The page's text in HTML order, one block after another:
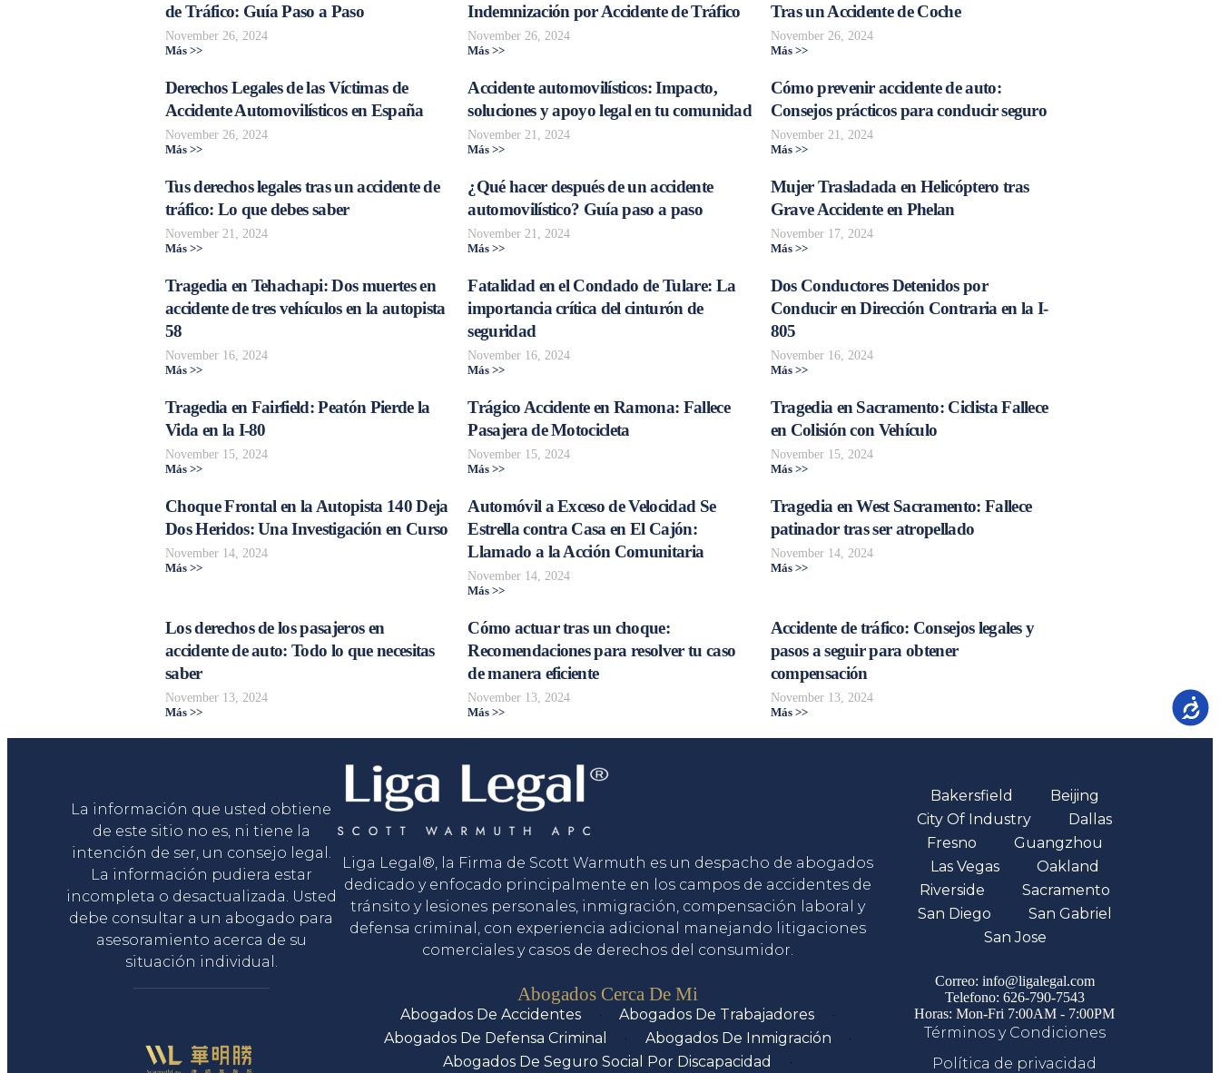
de Tráfico: Guía Paso a Paso
November 26, 2024
Más >>
Indemnización por Accidente de Tráfico
November 26, 2024
Más >>
Tras un Accidente de Coche
November 26, 2024
Más >>
Derechos Legales de las Víctimas de
Accidente Automovilísticos en España
November 26, 2024
Más >>
Accidente automovilísticos: Impacto,
soluciones y apoyo legal en tu comunidad
November 21, 2024
Más >>
Cómo prevenir accidente de auto:
Consejos prácticos para conducir seguro
November 21, 2024
Más >>
Tus derechos legales tras un accidente de
tráfico: Lo que debes saber
November 21, 2024
Más >>
¿Qué hacer después de un accidente
automovilístico? Guía paso a paso
November 21, 2024
Más >>
Mujer Trasladada en Helicóptero tras
Grave Accidente en Phelan
November 17, 2024
Más >>
Tragedia en Tehachapi: Dos muertes en
accidente de tres vehículos en la autopista
58
November 16, 2024
Más >>
Fatalidad en el Condado de Tulare: La
importancia crítica del cinturón de
seguridad
November 16, 2024
Más >>
Dos Conductores Detenidos por
Conducir en Dirección Contraria en la I-
805
November 16, 2024
Más >>
Tragedia en Fairfield: Peatón Pierde la
Vida en la I-80
November 15, 2024
Más >>
Trágico Accidente en Ramona: Fallece
Pasajera de Motocicleta
November 15, 2024
Más >>
Tragedia en Sacramento: Ciclista Fallece
en Colisión con Vehículo
November 15, 2024
Más >>
Choque Frontal en la Autopista 140 Deja
Dos Heridos: Una Investigación en Curso
November 14, 2024
Más >>
Automóvil a Exceso de Velocidad Se
Estrella contra Casa en El Cajón:
Llamado a la Acción Comunitaria
November 14, 2024
Más >>
Tragedia en West Sacramento: Fallece
patinador tras ser atropellado
November 14, 2024
Más >>
Los derechos de los pasajeros en
accidente de auto: Todo lo que necesitas
saber
November 13, 2024
Más >>
Cómo actuar tras un choque:
Recomendaciones para resolver tu caso
de manera eficiente
November 13, 2024
Más >>
Accidente de tráfico: Consejos legales y
pasos a seguir para obtener
compensación
November 13, 2024
Más >>
La información que usted obtiene
de este sitio no es, ni tiene la
intención de ser, un consejo legal.
La información pudiera estar
incompleta o desactualizada. Usted
debe consultar a un abogado para
asesoramiento acerca de su
situación individual.
Liga Legal®, la Firma de Scott Warmuth es un despacho de abogados
dedicado y enfocado principalmente en los campos de accidentes de
tránsito y lesiones personales, inmigración, compensación laboral y
defensa criminal, con experiencia adicional manejando litigaciones
comerciales y casos de derechos del consumidor.
Abogados Cerca De Mi
Abogados De Accidentes
Abogados De Trabajadores
Abogados De Defensa Criminal
Abogados De Inmigración
Abogados De Seguro Social Por Discapacidad
Bakersfield
Beijing
City Of Industry
Dallas
Fresno
Guangzhou
Las Vegas
Oakland
Riverside
Sacramento
San Diego
San Gabriel
San Jose
Correo: info@ligalegal.com
Telefono: 626-790-7543
Horas: Mon-Fri 7:00AM - 7:00PM
Términos y Condiciones
Política de privacidad